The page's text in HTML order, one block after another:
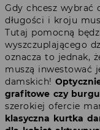
Gdy chcesz wybrać
długości i kroju
Tutaj pomocną
wyszczuplającego
oznacza to jednak,
muszą inwestować
damskich!
grafitowe czy
szerokiej ofercie
klasyczna kurtka